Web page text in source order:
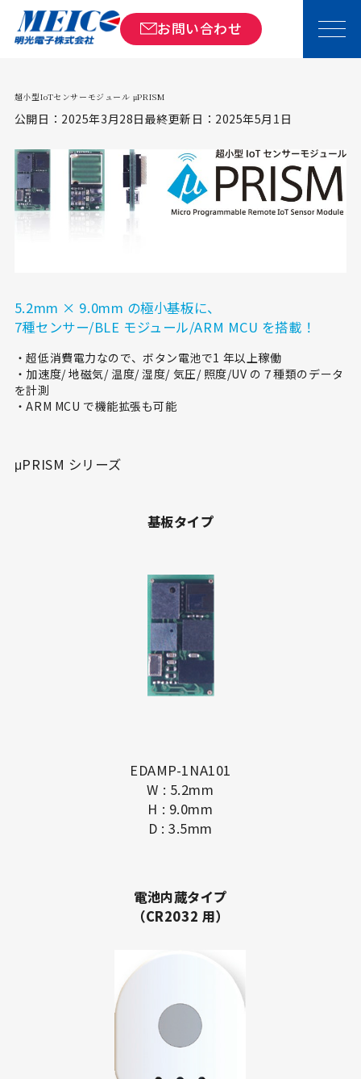
お問い合わせ
トップ 商品情報 超小型IoTセンサーモジュール μPRISM
超小型IoTセンサーモジュール μPRISM
公開日：2025年3月28日最終更新日：2025年5月1日
5.2mm × 9.0mm の極小基板に、
7種センサー/BLE モジュール/ARM MCU を搭載！
・超低消費電力なので、ボタン電池で1 年以上稼働
・加速度/ 地磁気/ 温度/ 湿度/ 気圧/ 照度/UV の７種類のデータ
を計測
・ARM MCU で機能拡張も可能
μPRISM シリーズ
基板タイプ
EDAMP-1NA101
W : 5.2mm
H : 9.0mm
D : 3.5mm
電池内蔵タイプ
（CR2032 用）